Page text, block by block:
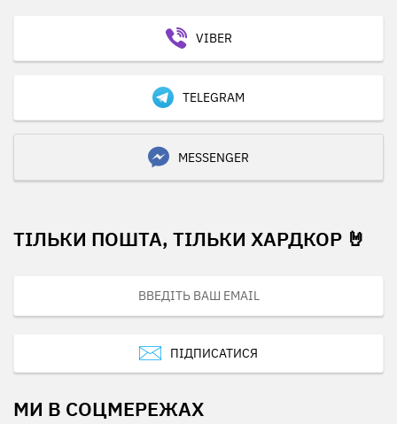
VIBER
TELEGRAM
MESSENGER
ТІЛЬКИ ПОШТА, ТІЛЬКИ ХАРДКОР 🤘
ПІДПИСАТИСЯ
МИ В СОЦМЕРЕЖАХ